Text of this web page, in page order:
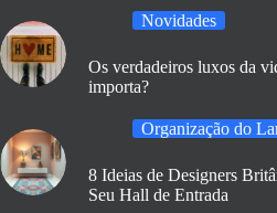
Novidades
Os verdadeiros luxos da
importa?
Organização do
8 Ideias de Designers
Seu Hall de Entrada